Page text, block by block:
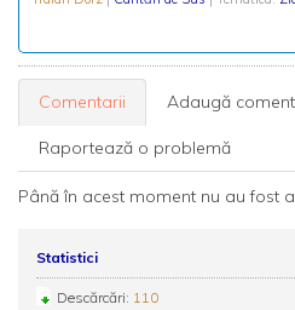
Comentarii Adaugă
Raportează o problemă
Până în acest moment nu au fost
Statistici
Descărcări: 110